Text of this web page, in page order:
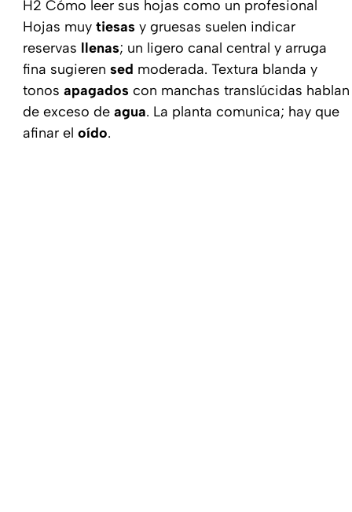
H2 Cómo leer sus hojas como un profesional
Hojas muy tiesas y gruesas suelen indicar
reservas llenas; un ligero canal central y arruga
fina sugieren sed moderada. Textura blanda y
tonos apagados con manchas translúcidas hablan
de exceso de agua. La planta comunica; hay que
afinar el oído.